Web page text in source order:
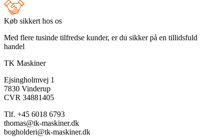
Køb sikkert hos os
Med flere tusinde tilfredse kunder, er du sikker på en tillidsfuld
handel
TK Maskiner
Ejsingholmvej 1
7830 Vinderup
CVR 34881405
​Tlf. +45 6018 6793
thomas@tk-maskiner.dk
bogholderi@tk-maskiner.dk